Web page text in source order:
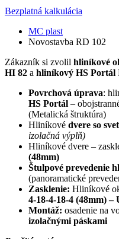
Bezplatná kalkulácia
MC plast
Novostavba RD 102
Zákazník si zvolil hliníkové
HI 82 a hliníkový HS Portál
Povrchová úprava:
HS Portál –
(Metalická štruktúra)
Hliníkové dvere so
izolačná výplň)
Hliníkové dvere –
(48mm)
Štulpové prevedenie
(panoramatické
Zasklenie: Hliníkové
4-18-4-18-4 (48mm) –
Montáž: osadenie na
izolačnými páskami